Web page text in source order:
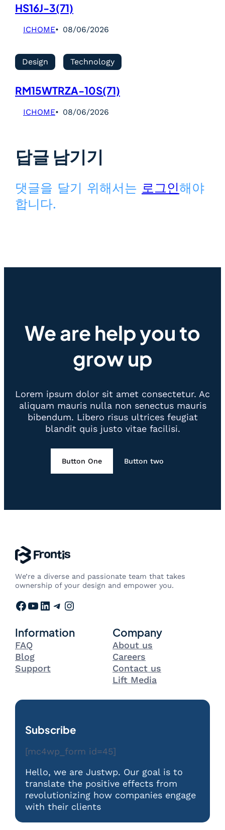
HS16J-3(71)
ICHOME 08/06/2026
Design Technology
RM15WTRZA-10S(71)
ICHOME 08/06/2026
답글 남기기
댓글을 달기 위해서는 로그인해야
합니다.
We are help you to
grow up
Lorem ipsum dolor sit amet consectetur. Ac
aliquam mauris nulla non senectus mauris
bibendum. Libero risus ultrices feugiat
blandit quis justo vitae facilisi.
Button One Button two
We’re a diverse and passionate team that takes
ownership of your design and empower you.
Facebook YouTube LinkedIn Telegram Instagram
Information
FAQ
Blog
Support
Company
About us
Careers
Contact us
Lift Media
Subscribe
[mc4wp_form id=45]
Hello, we are Justwp. Our goal is to
translate the positive effects from
revolutionizing how companies engage
with their clients